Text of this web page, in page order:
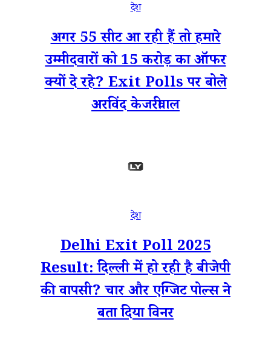
देश
अगर 55 सीट आ रही हैं तो हमारे
उम्मीदवारों को 15 करोड़ का ऑफर
क्यों दे रहे? Exit Polls पर बोले
अरविंद केजरीवाल
देश
Delhi Exit Poll 2025
Result: दिल्ली में हो रही है बीजेपी
की वापसी? चार और एग्जिट पोल्स ने
बता दिया विनर